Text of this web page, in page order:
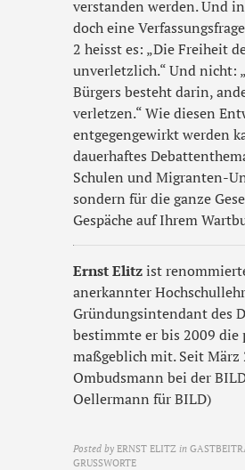
verstanden werden. Und
doch eine
2 heisst es: „Die Freiheit
unverletzlich.“ Und nicht:
Bürgers besteht darin,
verletzen.“ Wie diesen
entgegengewirkt werden
dauerhaftes
Schulen und Migranten-
sondern für die ganze
Gespäche auf Ihrem
Ernst Elitzist
anerkannter
Gründungsintendant des
bestimmte er bis 2009
maßgeblich mit. Seit März
Ombudsmann bei der
Oellermann für BILD)
Posted by ERNST ELITZ in
GRUSSWORTE